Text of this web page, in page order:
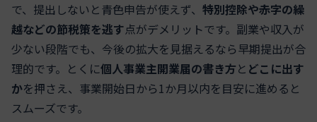
で、提出しないと青色申告が使えず、 特別控除や赤字の繰
越などの節税策を逃す点がデメリットです。副業や収入が
少ない段階でも、今後の拡大を見据えるなら早期提出が合
理的です。とくに個人事業主開業届の書き方と どこに出す
かを押さえ、事業開始日から1か月以内を目安に進めると
スムーズです。